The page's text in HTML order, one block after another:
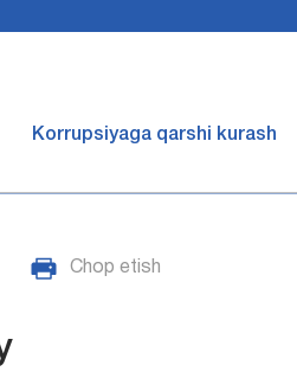
Korrupsiyaga qarshi kurash
Chop etish